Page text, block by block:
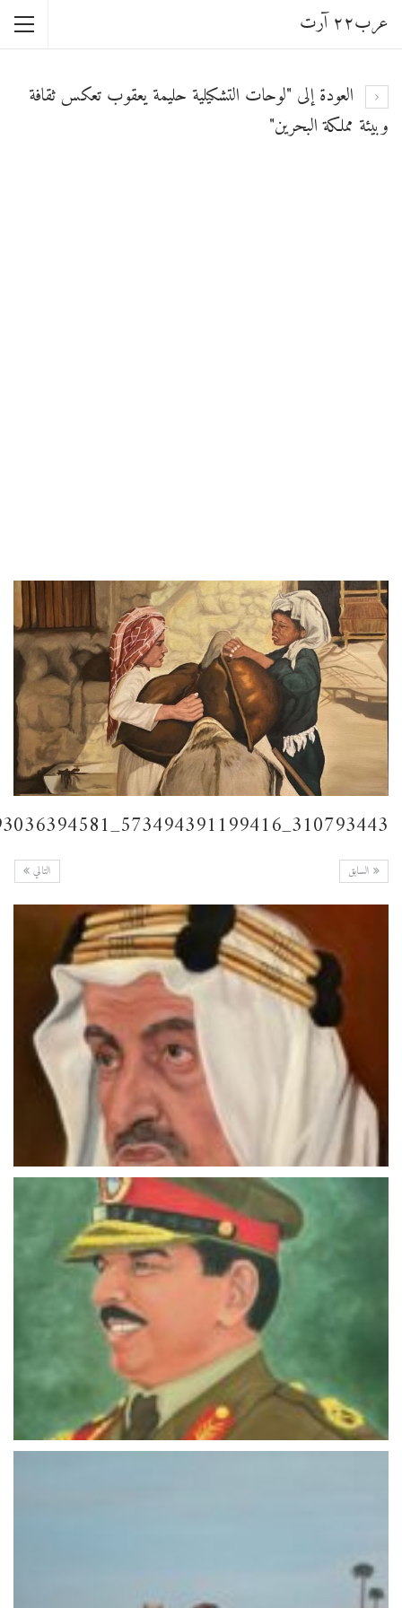
عرب٢٢ آرت
العودة إلى "لوحات التشكيلية حليمة يعقوب تعكس ثقافة
وبيئة مملكة البحرين"
310793443_573494391199416_669106293036394581_n
التالي السابق